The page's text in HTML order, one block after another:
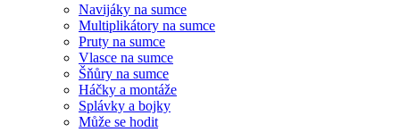
Navijáky na sumce
Multiplikátory na sumce
Pruty na sumce
Vlasce na sumce
Šňůry na sumce
Háčky a montáže
Splávky a bojky
Může se hodit